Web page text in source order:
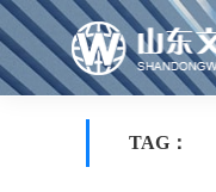
TAG：